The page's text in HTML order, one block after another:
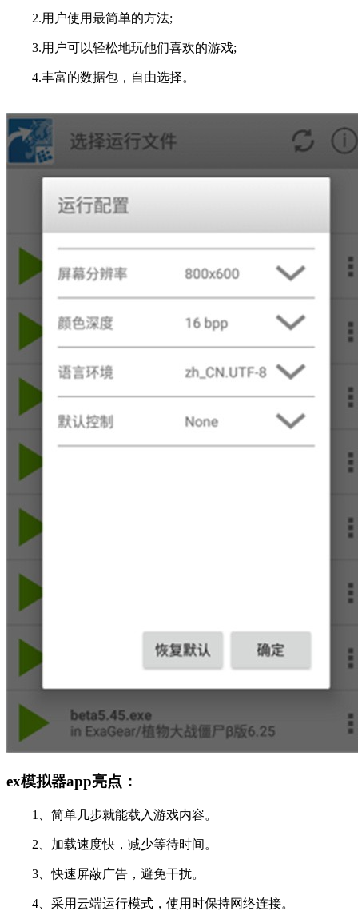
2.用户使用最简单的方法;
3.用户可以轻松地玩他们喜欢的游戏;
4.丰富的数据包，自由选择。
ex模拟器app亮点：
1、简单几步就能载入游戏内容。
2、加载速度快，减少等待时间。
3、快速屏蔽广告，避免干扰。
4、采用云端运行模式，使用时保持网络连接。